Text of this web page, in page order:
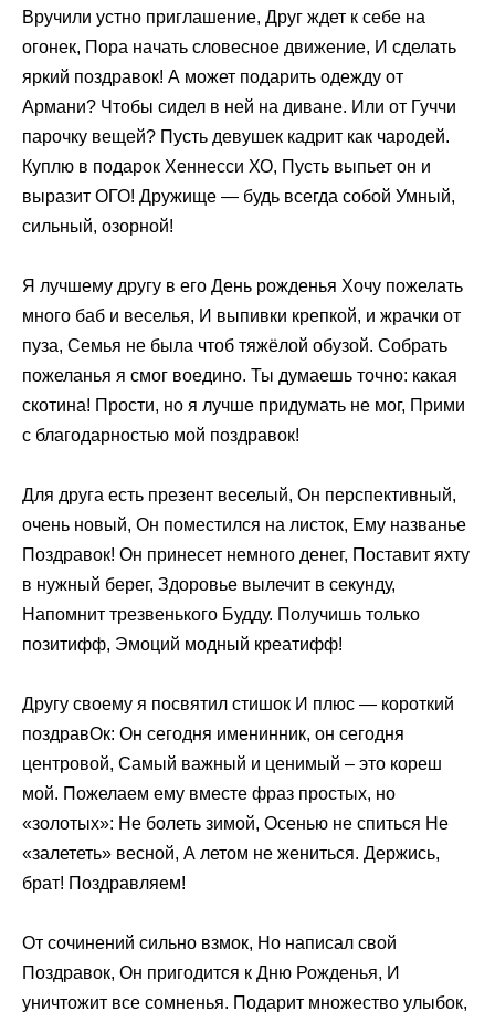
Вручили устно приглашение, Друг ждет к себе на
огонек, Пора начать словесное движение, И сделать
яркий поздравок! А может подарить одежду от
Армани? Чтобы сидел в ней на диване. Или от Гуччи
парочку вещей? Пусть девушек кадрит как чародей.
Куплю в подарок Хеннесси ХО, Пусть выпьет он и
выразит ОГО! Дружище — будь всегда собой Умный,
сильный, озорной!
Я лучшему другу в его День рожденья Хочу пожелать
много баб и веселья, И выпивки крепкой, и жрачки от
пуза, Семья не была чтоб тяжёлой обузой. Собрать
пожеланья я смог воедино. Ты думаешь точно: какая
скотина! Прости, но я лучше придумать не мог, Прими
с благодарностью мой поздравок!
Для друга есть презент веселый, Он перспективный,
очень новый, Он поместился на листок, Ему названье
Поздравок! Он принесет немного денег, Поставит яхту
в нужный берег, Здоровье вылечит в секунду,
Напомнит трезвенького Будду. Получишь только
позитифф, Эмоций модный креатифф!
Другу своему я посвятил стишок И плюс — короткий
поздравОк: Он сегодня именинник, он сегодня
центровой, Самый важный и ценимый – это кореш
мой. Пожелаем ему вместе фраз простых, но
«золотых»: Не болеть зимой, Осенью не спиться Не
«залететь» весной, А летом не жениться. Держись,
брат! Поздравляем!
От сочинений сильно взмок, Но написал свой
Поздравок, Он пригодится к Дню Рожденья, И
уничтожит все сомненья. Подарит множество улыбок,